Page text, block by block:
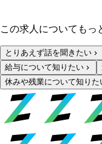
この求人についてもっ
とりあえず話を聞きたい
給与について知りたい
休みや残業について知りた